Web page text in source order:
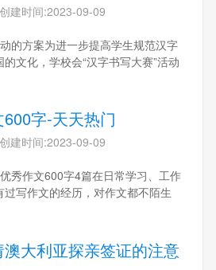
时间:2023-09-09
的方案为进一步提高学生规范汉字
文化，学校会“汉字书写大赛”活动
字-天天热门
时间:2023-09-09
秀作文600字4篇在日常学习、工作
写作文的经历，对作文都不陌生
大利亚探亲签证的注意